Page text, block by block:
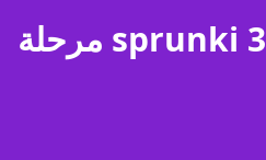
مرحلة sprunki 3